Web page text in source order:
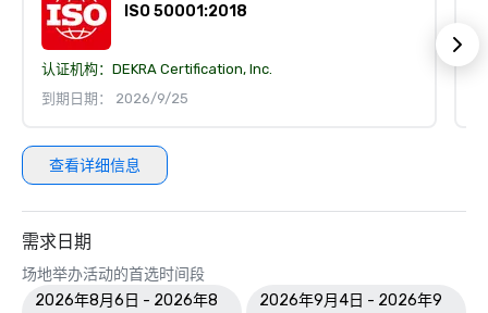
ISO 50001:2018
认证机构： DEKRA Certification, Inc.
到期日期： 2026/9/25
查看详细信息
需求日期
场地举办活动的首选时间段
2026年8月6日 - 2026年8
2026年9月4日 - 2026年9